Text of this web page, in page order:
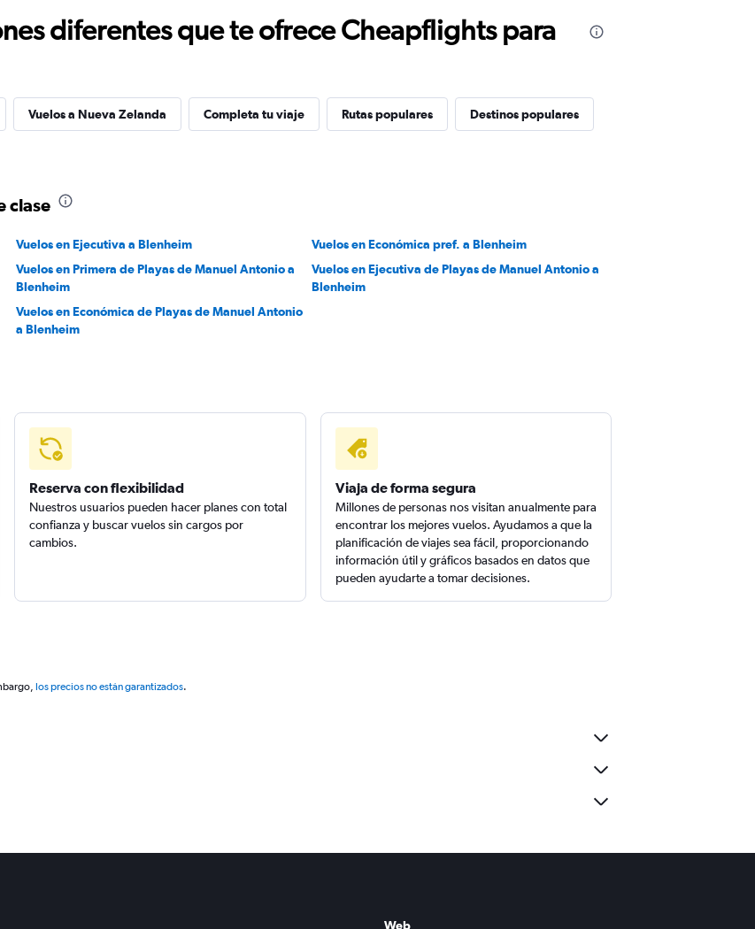
diferentes que te ofrece Cheapflights para
Vuelos a Nueva Zelanda Completa tu viaje Rutas populares Destinos populares
clase
Vuelos en Ejecutiva a Blenheim
Vuelos en Económica pref. a Blenheim
Vuelos en Primera de Playas de Manuel Antonio a
Blenheim
Vuelos en Ejecutiva de Playas de Manuel Antonio a
Blenheim
Vuelos en Económica de Playas de Manuel Antonio
a Blenheim
Reserva con flexibilidad
Nuestros usuarios pueden hacer planes con total
confianza y buscar vuelos sin cargos por
cambios.
Viaja de forma segura
Millones de personas nos visitan anualmente para
encontrar los mejores vuelos. Ayudamos a que la
planificación de viajes sea fácil, proporcionando
información útil y gráficos basados en datos que
pueden ayudarte a tomar decisiones.
los precios no están garantizados.
Web